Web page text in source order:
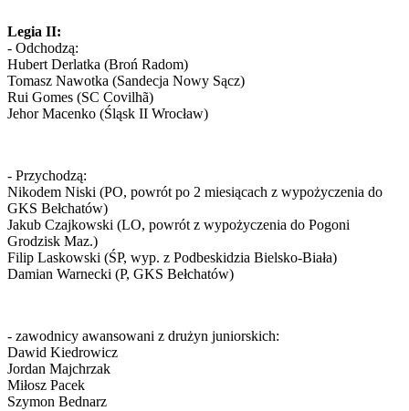
Legia II:
- Odchodzą:
Hubert Derlatka (Broń Radom)
Tomasz Nawotka (Sandecja Nowy Sącz)
Rui Gomes (SC Covilhã)
Jehor Macenko (Śląsk II Wrocław)
- Przychodzą:
Nikodem Niski (PO, powrót po 2 miesiącach z wypożyczenia do
GKS Bełchatów)
Jakub Czajkowski (LO, powrót z wypożyczenia do Pogoni
Grodzisk Maz.)
Filip Laskowski (ŚP, wyp. z Podbeskidzia Bielsko-Biała)
Damian Warnecki (P, GKS Bełchatów)
- zawodnicy awansowani z drużyn juniorskich:
Dawid Kiedrowicz
Jordan Majchrzak
Miłosz Pacek
Szymon Bednarz